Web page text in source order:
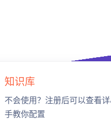
知识库
不会使用？注册后可以查看
手教你配置